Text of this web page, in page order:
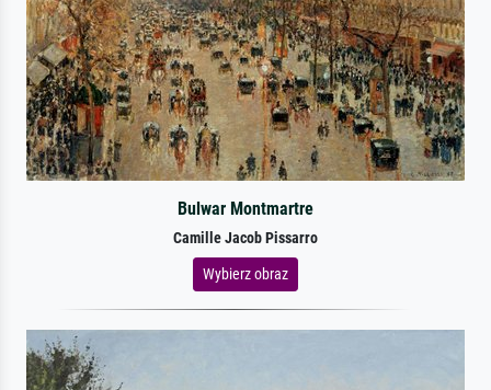
Bulwar Montmartre
Camille Jacob Pissarro
Wybierz obraz